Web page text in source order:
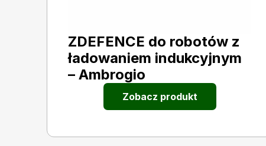
ZDEFENCE do robotów z
ładowaniem indukcyjnym
– Ambrogio
Zobacz produkt